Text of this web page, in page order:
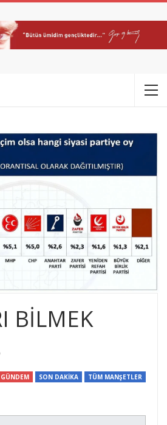
BİLMEK
GÜNDEM SON DAKİKA TÜM MANŞETLER